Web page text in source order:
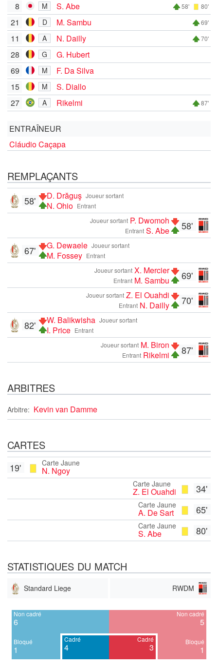
8 M S. Abe 58' 80'
21 D M. Sambu 69'
11 A N. Dailly 70'
28 G
G. Hubert
69
M
F. Da Silva
15
M
S. Diallo
27
A Rikelmi 87'
ENTRAÎNEUR
Cláudio Caçapa
REMPLAÇANTS
Joueur sortant
D. Drăguş
Entrant
N. Ohio
58'
58'
Joueur sortant P. Dwomoh
Entrant S. Abe
Joueur sortant
G. Dewaele
Entrant
M. Fossey
67'
69'
Joueur sortant X. Mercier
Entrant M. Sambu
70'
Joueur sortant Z. El Ouahdi
Entrant N. Dailly
Joueur sortant
W. Balikwisha
Entrant
I. Price
82'
87'
Joueur sortant M. Biron
Entrant Rikelmi
ARBITRES
Arbitre: Kevin van Damme
CARTES
Carte Jaune
N. Ngoy
19'
34'
Carte Jaune
Z. El Ouahdi
65'
Carte Jaune
A. De Sart
80'
Carte Jaune
S. Abe
STATISTIQUES DU MATCH
Standard Liege RWDM
Non cadré
6
Bloqué
1
Cadré
4
Cadré
3
Non cadré
5
Bloqué
1